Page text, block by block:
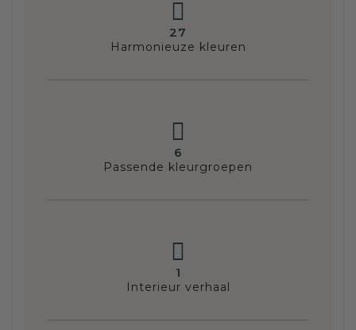
27
Harmonieuze kleuren
6
Passende kleurgroepen
1
Interieur verhaal